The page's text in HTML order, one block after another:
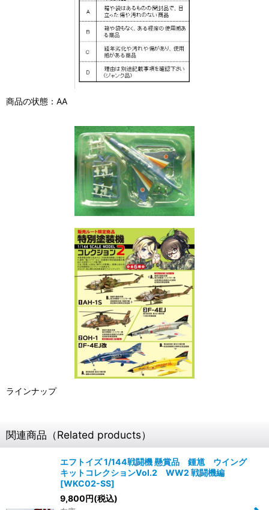
商品の状態：AA
ラインナップ
関連商品（Related products）
エフトイズ 1/144戦闘機 懸賞品 鍾馗 ウイング
キットコレクションVol.2 WW2 戦闘機編
[WKC02-SS]
9,800円(税込)